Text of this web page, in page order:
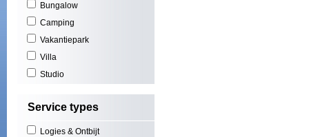
Bungalow
Camping
Vakantiepark
Villa
Studio
Service types
Logies & Ontbijt